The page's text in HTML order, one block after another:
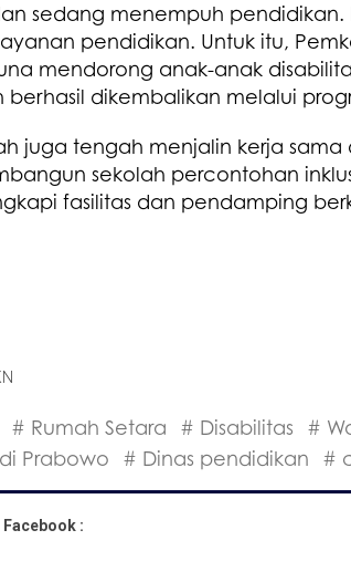
sedang menempuh
pendidikan. Untuk itu,
mendorong anak-anak
berhasil dikembalikan melalui
juga tengah menjalin kerja
sekolah percontohan
fasilitas dan pendamping
# Rumah Setara # Disabilitas
#
Prabowo
# Dinas pendidikan #
: